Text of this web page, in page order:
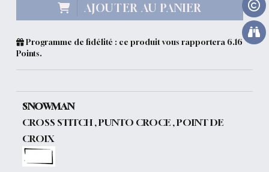
AJOUTER AU PANIER
Programme de fidélité : ce produit vous rapportera 6.16
Points.
SNOWMAN
CROSS STITCH , PUNTO CROCE , POINT DE
CROIX